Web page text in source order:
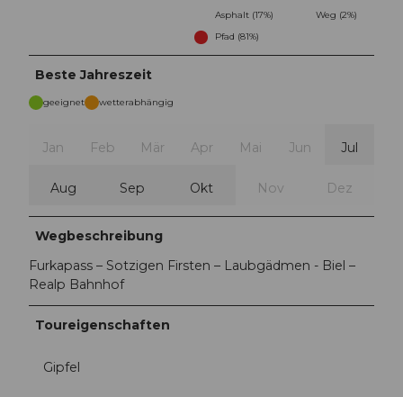
Asphalt (17%)
Weg (2%)
Pfad (81%)
Beste Jahreszeit
geeignet wetterabhängig
Jan Feb Mär Apr Mai Jun Jul
Aug Sep Okt Nov Dez
Wegbeschreibung
Furkapass – Sotzigen Firsten – Laubgädmen - Biel –
Realp Bahnhof
Toureigenschaften
Gipfel